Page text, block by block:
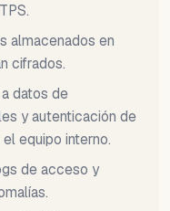
almacenados en
cifrados.
datos de
y autenticación de
equipo interno.
de acceso y